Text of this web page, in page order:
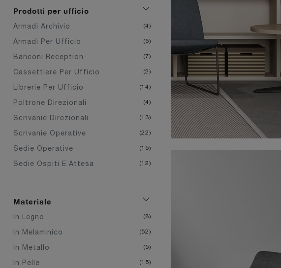
Prodotti per ufficio
Armadi Archivio 4
Armadi Per Ufficio 5
Banconi Reception 7
Cassettiere Per Ufficio 2
Librerie Per Ufficio 14
Poltrone Direzionali 4
Scrivanie Direzionali 13
Scrivanie Operative 22
Sedie Operative 15
Sedie Ospiti E Attesa 12
Materiale
In Legno 8
In Melaminico 52
In Metallo 5
In Pelle 15